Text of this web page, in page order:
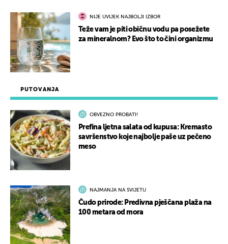
PUTOVANJA
OBVEZNO PROBATI!
Prefina ljetna salata od kupusa: Kremasto
savršenstvo koje najbolje paše uz pečeno
meso
NAJMANJA NA SVIJETU
Čudo prirode: Predivna pješčana plaža na
100 metara od mora
NIJE UVIJEK NAJBOLJI IZBOR
Teže vam je piti običnu vodu pa posežete
za mineralnom? Evo što to čini organizmu